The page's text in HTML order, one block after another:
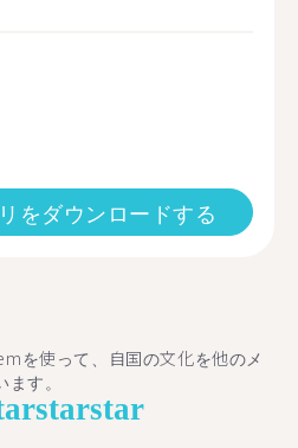
をダウンロードする
を使って、自国の文化を他のメ
す。
starstar